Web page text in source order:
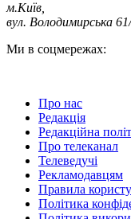
м.Київ
вул. Володимирська
Ми в соцмережах:
Про нас
Редакція
Редакційна
Про телеканал
Телеведучі
Рекламодавцям
Правила
Політика